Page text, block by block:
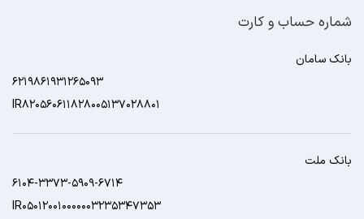
شماره حساب و کارت
بانک سامان
6219861931265093
IR820560611828005137028801
بانک ملت
6104-3373-5909-6714
IR050120010000003235347353